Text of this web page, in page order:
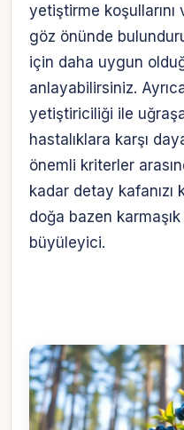
yetiştirme koşullarını
göz önünde
için daha uygun
anlayabilirsiniz.
yetiştiriciliği ile
hastalıklara karşı
önemli kriterler
kadar detay kafanızı
doğa bazen
büyüleyici.